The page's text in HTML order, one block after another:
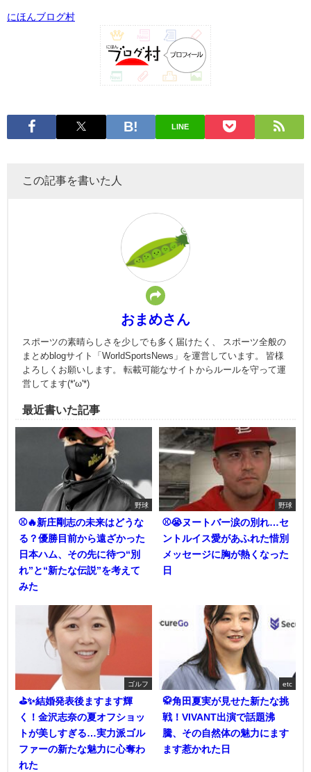
にほんブログ村
LINE
この記事を書いた人
おまめさん
スポーツの素晴らしさを少しでも多く届けたく、 スポーツ全般の
まとめblogサイト「WorldSportsNews」を運営しています。 皆様
よろしくお願いします。 転載可能なサイトからルールを守って運
営してます(*'ω'*)
最近書いた記事
野球
⚾🔥新庄剛志の未来はどうな
る？優勝目前から遠ざかった
日本ハム、その先に待つ“別
れ”と“新たな伝説”を考えて
みた
野球
⚾😭ヌートバー涙の別れ…セ
ントルイス愛があふれた惜別
メッセージに胸が熱くなった
日
ゴルフ
⛳✨結婚発表後ますます輝
く！金沢志奈の夏オフショッ
トが美しすぎる…実力派ゴル
ファーの新たな魅力に心奪わ
れた
etc
🥋角田夏実が見せた新たな挑
戦！VIVANT出演で話題沸
騰、その自然体の魅力にます
ます惹かれた日